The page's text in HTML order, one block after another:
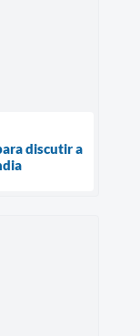
discutir a